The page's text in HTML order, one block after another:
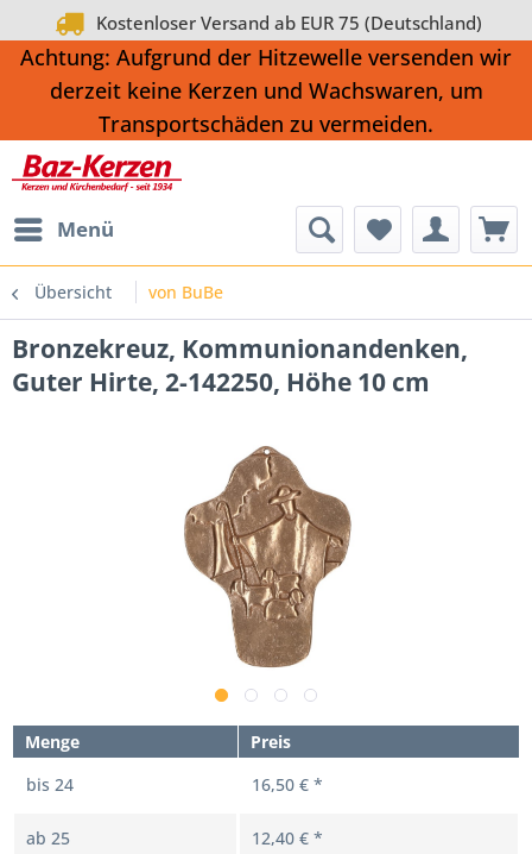
Kostenloser Versand ab EUR 75 (Deutschland)
Achtung: Aufgrund der Hitzewelle versenden wir
derzeit keine Kerzen und Wachswaren, um
Transportschäden zu vermeiden.
Menü
Übersicht von BuBe
Bronzekreuz, Kommunionandenken,
Guter Hirte, 2-142250, Höhe 10 cm
Menge
Preis
bis 24 16,50 € *
ab 25 12,40 € *